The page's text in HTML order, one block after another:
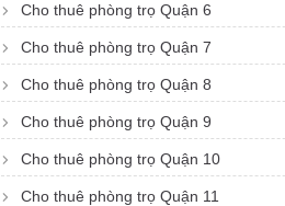
Cho thuê phòng trọ Quận 6
Cho thuê phòng trọ Quận 7
Cho thuê phòng trọ Quận 8
Cho thuê phòng trọ Quận 9
Cho thuê phòng trọ Quận 10
Cho thuê phòng trọ Quận 11